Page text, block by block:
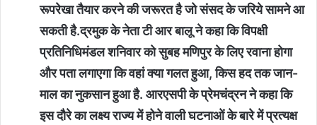
रूपरेखा तैयार करने की जरूरत है जो संसद के जरिये सामने आ
सकती है.द्रमुक के नेता टी आर बालू ने कहा कि विपक्षी
प्रतिनिधिमंडल शनिवार को सुबह मणिपुर के लिए रवाना होगा
और पता लगाएगा कि वहां क्या गलत हुआ, किस हद तक जान-
माल का नुकसान हुआ है. आरएसपी के प्रेमचंद्रन ने कहा कि
इस दौरे का लक्ष्य राज्य में होने वाली घटनाओं के बारे में प्रत्यक्ष